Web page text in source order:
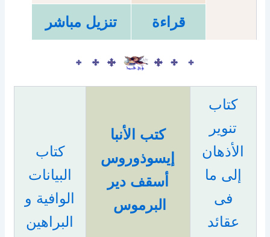
قراءة تنزيل مباشر
كتاب
تنوير
الأذهان
إلى ما
فى
عقائد
كتب الأنبا
إيسوذوروس
أسقف دير
البرموس
كتاب
البيانات
الوافية و
البراهين